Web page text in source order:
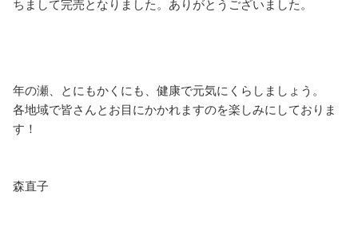
ちまして完売となりました。ありがとうございました。
年の瀬、とにもかくにも、健康で元気にくらしましょう。
各地域で皆さんとお目にかかれますのを楽しみにしておりま
す！
森直子